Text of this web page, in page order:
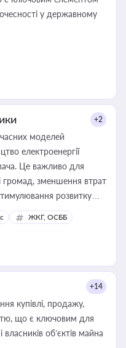
у державному
+2
моделей
електроенергії
Це важливо для
громад, зменшення втрат
розвитку
ЖКГ, ОСББ
+14
купівлі, продажу,
що є ключовим для
власників об’єктів майна